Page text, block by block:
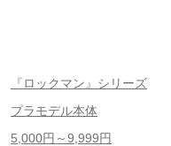
『ロックマン』シリーズ
プラモデル本体
5,000円～9,999円